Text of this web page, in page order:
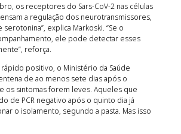
os receptores do Sars-CoV-2 nas células
a regulação dos neurotransmissores,
explica Markoski. “Se o
ele pode detectar esses
reforça.
positivo, o Ministério da Saúde
de ao menos sete dias após o
os sintomas forem leves. Aqueles que
de PCR negativo após o quinto dia já
o isolamento, segundo a pasta. Mas isso